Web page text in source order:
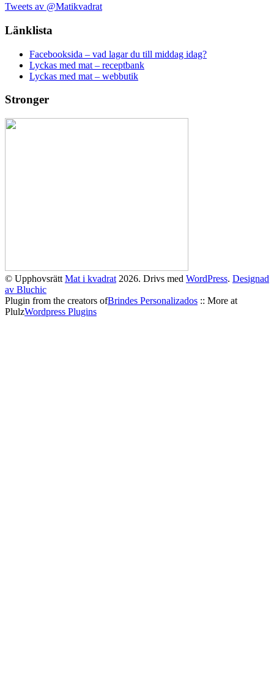
Tweets av @Matikvadrat
Länklista
Facebooksida – vad lagar du till middag idag?
Lyckas med mat – receptbank
Lyckas med mat – webbutik
Stronger
© Upphovsrätt Mat i kvadrat 2026. Drivs med WordPress. Designad
av Bluchic
Plugin from the creators ofBrindes Personalizados :: More at
PlulzWordpress Plugins